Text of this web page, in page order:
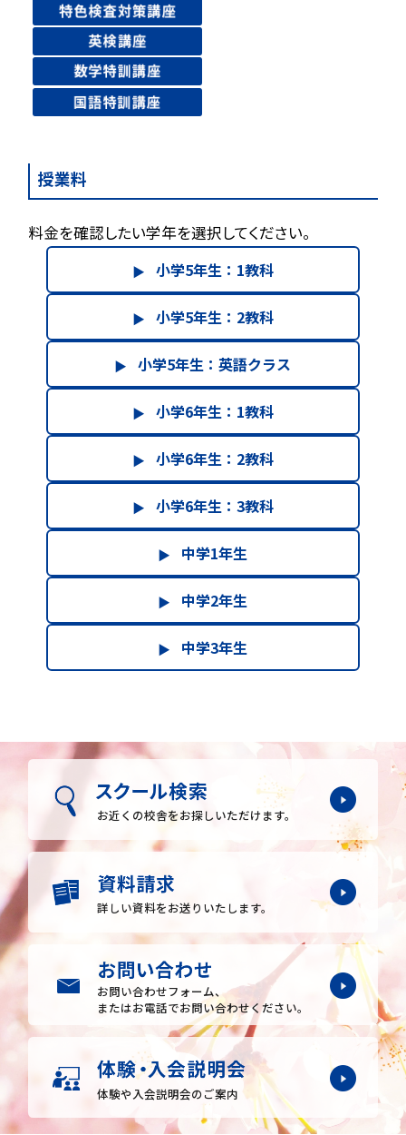
授業料
料金を確認したい学年を選択してください。
▶ 小学5年生：1教科
▶ 小学5年生：2教科
▶ 小学5年生：英語クラス
▶ 小学6年生：1教科
▶ 小学6年生：2教科
▶ 小学6年生：3教科
▶ 中学1年生
▶ 中学2年生
▶ 中学3年生
お近くの校舎をお探しいただけます。
詳しい資料をお送りいたします。
お問い合わせフォーム、
またはお電話でお問い合わせください。
体験や入会説明会のご案内